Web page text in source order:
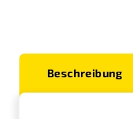
Beschreibung